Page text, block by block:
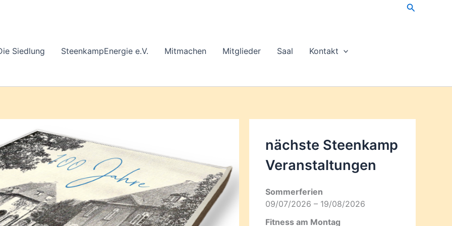
Suchen
Siedlung SteenkampEnergie e.V. Mitmachen Mitglieder Saal Kontakt
nächste Steenkamp
Veran­staltungen
Sommerferien
09/07/2026 – 19/08/2026
Fitness am Montag